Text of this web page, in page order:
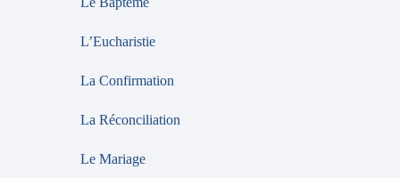
L’Eucharistie
La Confirmation
La Réconciliation
Le Mariage